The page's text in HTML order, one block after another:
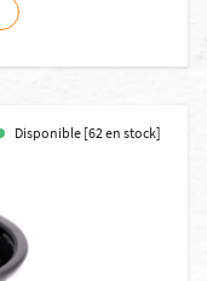
Disponible [62 en stock]